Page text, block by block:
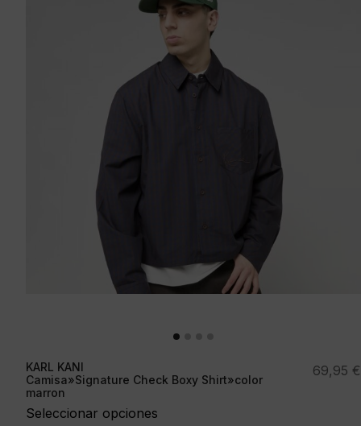
KARL KANI
Camisa»Signature Check Boxy Shirt»color
marron
Seleccionar opciones
69,95 €